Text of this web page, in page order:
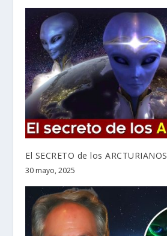
El SECRETO de los ARCTURIANOS
30 mayo, 2025